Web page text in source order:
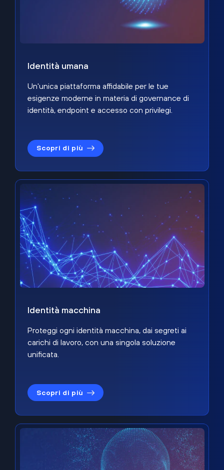
Identità umana
Un'unica piattaforma affidabile per le tue
esigenze moderne in materia di governance di
identità, endpoint e accesso con privilegi.
Scopri di più
Identità macchina
Proteggi ogni identità macchina, dai segreti ai
carichi di lavoro, con una singola soluzione
unificata.
Scopri di più